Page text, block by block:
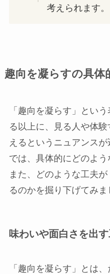
考えられます。
趣向を凝らすの具体
「趣向を凝らす」とい
る以上に、見る人や体
えるというニュアンス
では、具体的にどのよう
また、どのような工夫
るのかを掘り下げてみま
味わいや面白さを出
「趣向を凝らす」とは